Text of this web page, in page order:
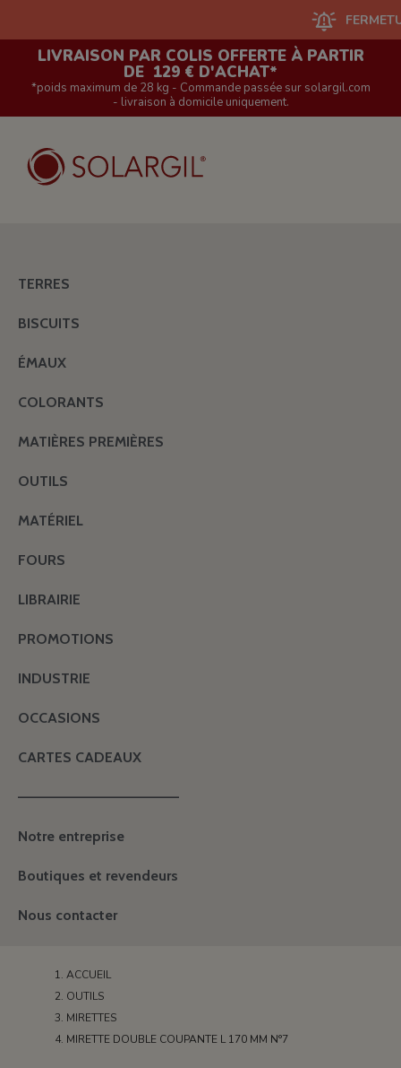
FERMETURE
LIVRAISON PAR COLIS OFFERTE À PARTIR
DE 129 € D'ACHAT*
*poids maximum de 28 kg - Commande passée sur solargil.com
- livraison à domicile uniquement.
TERRES
BISCUITS
ÉMAUX
COLORANTS
MATIÈRES PREMIÈRES
OUTILS
MATÉRIEL
FOURS
LIBRAIRIE
PROMOTIONS
INDUSTRIE
OCCASIONS
CARTES CADEAUX
———————————————
Notre entreprise
Boutiques et revendeurs
Nous contacter
ACCUEIL
OUTILS
MIRETTES
MIRETTE DOUBLE COUPANTE L 170 MM N°7